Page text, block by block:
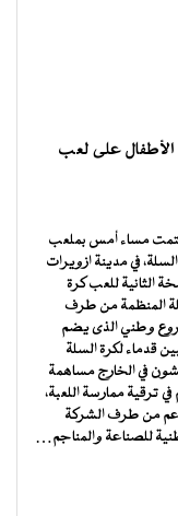
الأطفال على لعب
مساء أمس بملعب
في مدينة ازويرات
الثانية للعب كرة
المنظمة من طرف
وطني الذى يضم
قدماء لكرة السلة
في الخارج مساهمة
في ترقية ممارسة اللعبة،
من طرف الشركة
للصناعة والمناجم…